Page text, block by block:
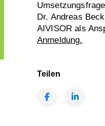
Dr. Andreas
AIVISOR als
Anmeldung.
Teilen